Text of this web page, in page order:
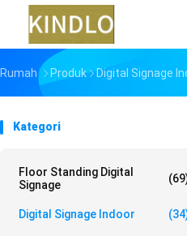
Rumah Produk Digital Signage
Kategori
Floor Standing Digital
Signage
Digital Signage Indoor